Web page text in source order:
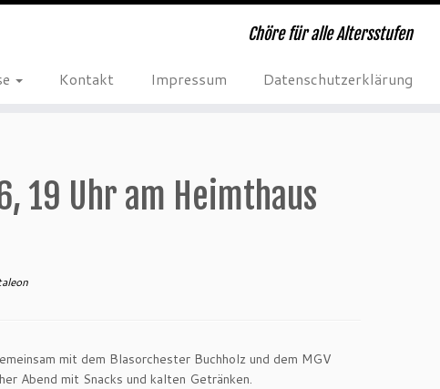
Chöre für alle Altersstufen
Kontakt Impressum Datenschutzerklärung
19 Uhr am Heimthaus
mit dem Blasorchester Buchholz und dem MGV
Abend mit Snacks und kalten Getränken.